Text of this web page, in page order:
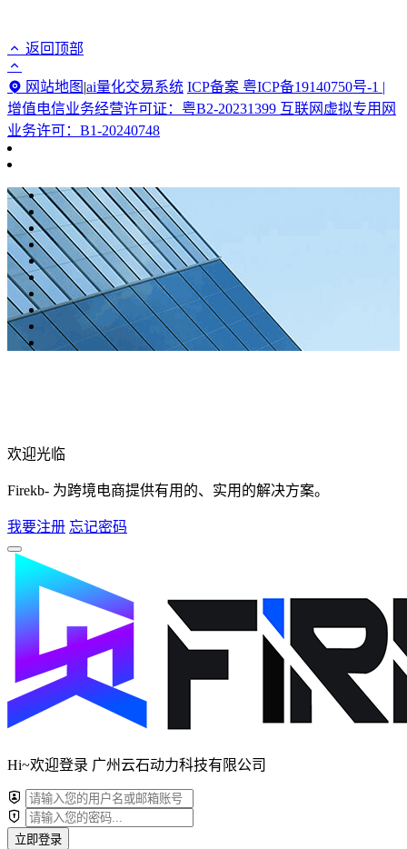
返回顶部
网站地图 |ai量化交易系统 ICP备案 粤ICP备19140750号-1 |
增值电信业务经营许可证：粤B2-20231399 互联网虚拟专用网
业务许可：B1-20240748
欢迎光临
Firekb- 为跨境电商提供有用的、实用的解决方案。
我要注册 忘记密码
Hi~欢迎登录 广州云石动力科技有限公司
立即登录